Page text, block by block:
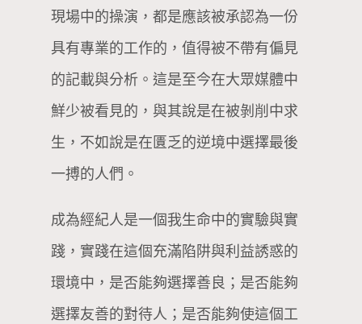
現場中的操演，都是應該被承認為一份
具有專業的工作的，值得被不帶有偏見
的記載與分析。這是至今在大眾媒體中
鮮少被看見的，與其說是在被剝削中求
生，不如說是在匱乏的逆境中選擇最後
一搏的人們。
成為經紀人是一個我生命中的實驗與實
踐，實踐在這個充滿陷阱與利益誘惑的
環境中，是否能夠選擇善良；是否能夠
選擇友善的對待人；是否能夠使這個工